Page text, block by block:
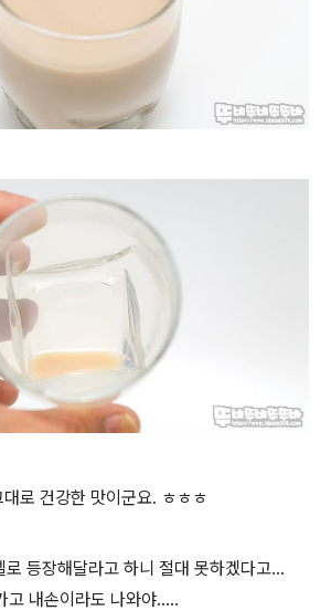
로 건강한 맛이군요. ㅎㅎㅎ
등장해달라고 하니 절대 못하겠다고...
고 내손이라도 나와야.....